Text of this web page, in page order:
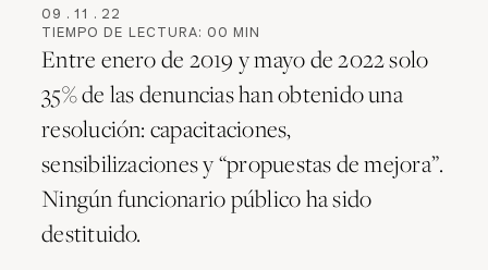
09 . 11 . 22
TIEMPO DE LECTURA: 00 MIN
Entre enero de 2019 y mayo de 2022 solo
35% de las denuncias han obtenido una
resolución: capacitaciones,
sensibilizaciones y “propuestas de mejora”.
Ningún funcionario público ha sido
destituido.